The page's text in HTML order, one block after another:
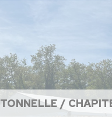
TONNELLE /